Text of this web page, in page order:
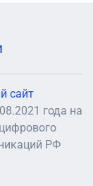
сайт
года на
РФ